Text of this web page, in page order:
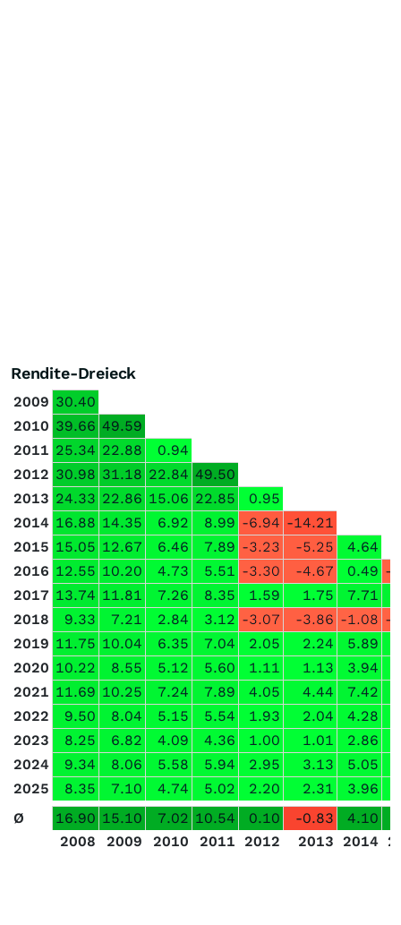
Rendite-Dreieck
2009 30.40
2010 39.66 49.59
2011 25.34 22.88
0.94
2012 30.98 31.18 22.84 49.50
2013 24.33 22.86 15.06 22.85
0.95
2014 16.88 14.35 6.92 8.99 -6.94 -14.21
2015 15.05 12.67 6.46 7.89 -3.23 -5.25
4.64
2016 12.55 10.20 4.73 5.51 -3.30 -4.67 0.49 -
2017 13.74 11.81 7.26 8.35 1.59 1.75 7.71
2018
9.33 7.21 2.84 3.12 -3.07 -3.86 -1.08 -
2019 11.75 10.04 6.35 7.04 2.05 2.24 5.89
2020 10.22 8.55 5.12 5.60 1.11 1.13 3.94
2021 11.69 10.25 7.24 7.89 4.05 4.44 7.42
2022
9.50 8.04 5.15 5.54 1.93 2.04 4.28
2023
8.25 6.82 4.09 4.36 1.00 1.01 2.86
2024
9.34 8.06 5.58 5.94 2.95 3.13 5.05
2025
8.35 7.10 4.74 5.02 2.20 2.31 3.96
Ø
16.90 15.10 7.02 10.54 0.10 -0.83 4.10
2008
2009 2010 2011 2012 2013 2014